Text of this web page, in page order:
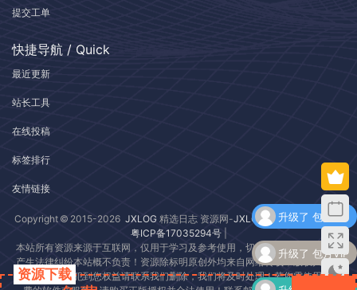
资源下载
提交工单
快捷导航 / Quick
最近更新
站长工具
在线投稿
标签排行
友情链接
Copyright © 2015-2026 JXLOG 精选日志 资源网-JXLOG.COM| 版权所有 |
粤ICP备17035294号|
本站所有资源来源于互联网，仅用于学习及参考使用，切勿用于商业用途，如
产生法律纠纷本站概不负责！资源除标明原创外均来自网络转载，版权归原作
者所有，若侵犯到您权益请联系我们删除，我们将及时处理！若您需使用非免
升级了 包月VIP
升级了 包月VIP